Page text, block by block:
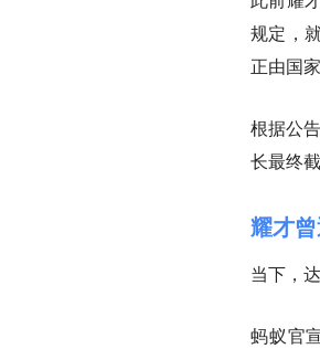
规定，
正由国
根据公
长最终
耀才
当下，
蚂蚁官